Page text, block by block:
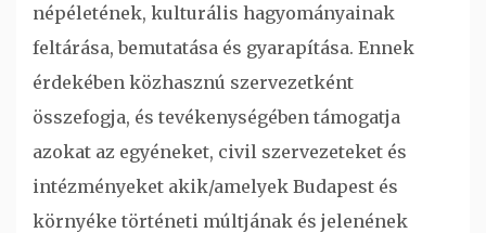
népéletének, kulturális hagyományainak
feltárása, bemutatása és gyarapítása. Ennek
érdekében közhasznú szervezetként
összefogja, és tevékenységében támogatja
azokat az egyéneket, civil szervezeteket és
intézményeket akik/amelyek Budapest és
környéke történeti múltjának és jelenének